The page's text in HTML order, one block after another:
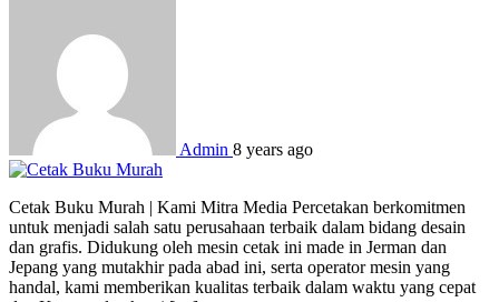
Admin 8 years ago
Cetak Buku Murah | Kami Mitra Media Percetakan berkomitmen
untuk menjadi salah satu perusahaan terbaik dalam bidang desain
dan grafis. Didukung oleh mesin cetak ini made in Jerman dan
Jepang yang mutakhir pada abad ini, serta operator mesin yang
handal, kami memberikan kualitas terbaik dalam waktu yang cepat